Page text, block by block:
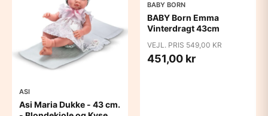
ASI
Asi Maria Dukke - 43 cm.
BABY BORN
BABY Born Emma
Vinterdragt 43cm
VEJL. PRIS 549,00 KR
451,00 kr